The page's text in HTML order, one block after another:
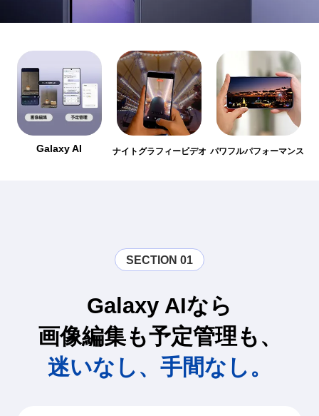
Galaxy AI ナイトグラフィービデオ パワフルパフォーマンス
SECTION 01
Galaxy AIなら
画像編集も予定管理も、
迷いなし、手間なし。